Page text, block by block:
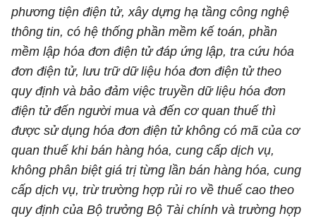
phương tiện điện tử, xây dựng hạ tầng công nghệ
thông tin, có hệ thống phần mềm kế toán, phần
mềm lập hóa đơn điện tử đáp ứng lập, tra cứu hóa
đơn điện tử, lưu trữ dữ liệu hóa đơn điện tử theo
quy định và bảo đảm việc truyền dữ liệu hóa đơn
điện tử đến người mua và đến cơ quan thuế thì
được sử dụng hóa đơn điện tử không có mã của cơ
quan thuế khi bán hàng hóa, cung cấp dịch vụ,
không phân biệt giá trị từng lần bán hàng hóa, cung
cấp dịch vụ, trừ trường hợp rủi ro về thuế cao theo
quy định của Bộ trưởng Bộ Tài chính và trường hợp